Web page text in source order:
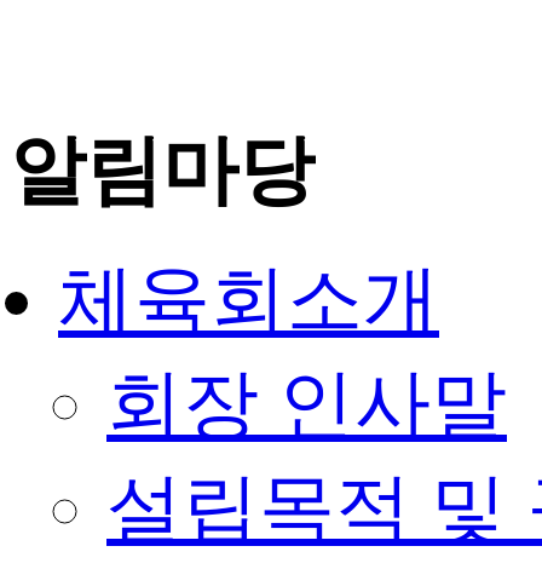
알림마당
체육회소개
회장 인사말
설립목적 및